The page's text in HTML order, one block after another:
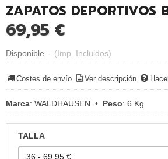
ZAPATOS DEPORTIVOS
69,95 €
Disponible - (Imp. Incluidos)
Costes de envío Ver descripción
Marca: WALDHAUSEN • Peso: 6 Kg
TALLA